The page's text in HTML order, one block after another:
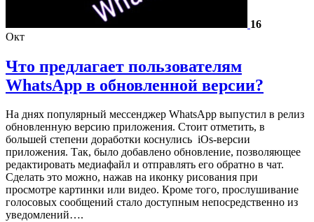
16
Окт
Что предлагает пользователям
WhatsApp в обновленной версии?
На днях популярный мессенджер WhatsApp выпустил в релиз
обновленную версию приложения. Стоит отметить, в
большей степени доработки коснулись iOs-версии
приложения. Так, было добавлено обновление, позволяющее
редактировать медиафайл и отправлять его обратно в чат.
Сделать это можно, нажав на иконку рисования при
просмотре картинки или видео. Кроме того, прослушивание
голосовых сообщений стало доступным непосредственно из
уведомлений….